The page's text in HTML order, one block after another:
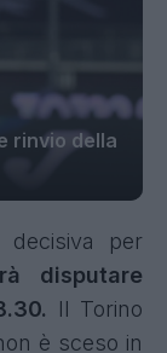
rinvio della
per
disputare
Il Torino
è sceso in